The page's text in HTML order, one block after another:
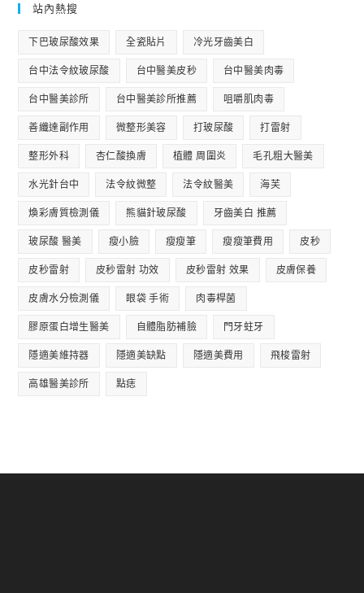
站內熱搜
下巴玻尿酸效果 全瓷貼片 冷光牙齒美白
台中法令紋玻尿酸 台中醫美皮秒 台中醫美肉毒
台中醫美診所 台中醫美診所推薦 咀嚼肌肉毒
善纖達副作用 微整形美容 打玻尿酸 打雷射
整形外科 杏仁酸換膚 植體 周圍炎 毛孔粗大醫美
水光針台中 法令紋微整 法令紋醫美 海芙
煥彩膚質檢測儀 熊貓針玻尿酸 牙齒美白 推薦
玻尿酸 醫美 瘦小臉 瘦瘦筆 瘦瘦筆費用 皮秒
皮秒雷射 皮秒雷射 功效 皮秒雷射 效果 皮膚保養
皮膚水分檢測儀 眼袋 手術 肉毒桿菌
膠原蛋白增生醫美 自體脂肪補臉 門牙蛀牙
隱適美維持器 隱適美缺點 隱適美費用 飛梭雷射
高雄醫美診所 點痣